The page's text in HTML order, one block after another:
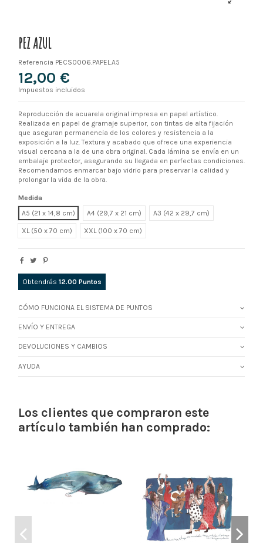
PEZ AZUL
Referencia PECS0006.PAPEL.A5
12,00 €
Impuestos incluidos
Reproducción de acuarela original impresa en papel artístico.
Realizada en papel de gramaje superior, con tintas de alta fijación
que aseguran permanencia de los colores y resistencia a la
exposición a la luz. Textura y acabado que ofrece una experiencia
visual cercana a la de una obra original. Cada lámina se envía en un
embalaje protector, asegurando su llegada en perfectas condiciones.
Recomendamos enmarcar bajo vidrio para preservar la calidad y
prolongar la vida de la obra.
Medida
A5 (21 x 14,8 cm)
A4 (29,7 x 21 cm) A3 (42 x 29,7 cm)
XL XXL
Obtendrás 12.00 Puntos
CÓMO FUNCIONA EL SISTEMA DE PUNTOS
ENVÍO Y ENTREGA
DEVOLUCIONES Y CAMBIOS
AYUDA
Los clientes que compraron este
artículo también han comprado: